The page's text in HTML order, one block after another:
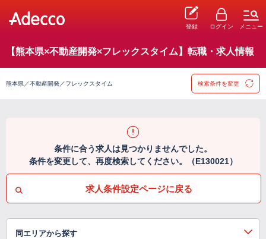
登録 ログイン メニュー
【熊本県×不動産開発×フレックスタイム】転職・求人情報
熊本県／不動産開発／フレックスタイム 検索条件を変更
条件に合う求人は見つかりませんでした。
条件を変更して、再度検索してください。（E130021）
求人条件設定ページに戻る
同エリアから探す